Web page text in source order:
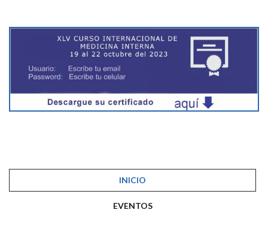
INICIO
EVENTOS